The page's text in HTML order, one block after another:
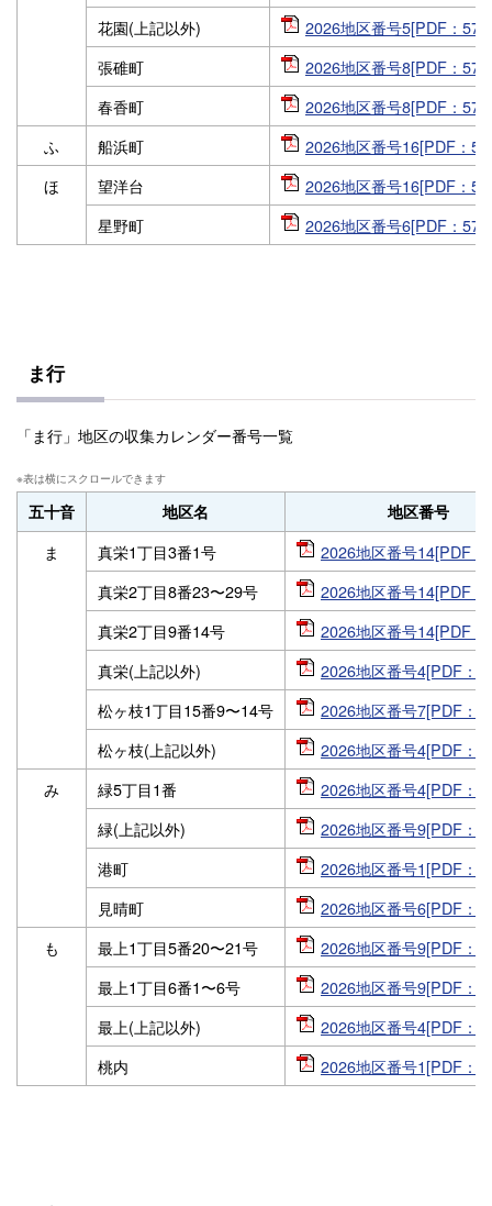
花園(上記以外)
2026地区番号5[PDF：
張碓町
2026地区番号8[PDF：
春香町
2026地区番号8[PDF：
ふ
船浜町
2026地区番号16[PDF：
ほ
望洋台
2026地区番号16[PDF：
星野町
2026地区番号6[PDF：
ま行
「ま行」地区の収集カレンダー番号一覧
五十音 地区名 地区番号
ま 真栄1丁目3番1号
2026地区番号14[PDF
真栄2丁目8番23〜29号
2026地区番号14[PDF
真栄2丁目9番14号
2026地区番号14[PDF
真栄(上記以外)
2026地区番号4[PDF：
松ヶ枝1丁目15番9〜14号
2026地区番号7[PDF：
松ヶ枝(上記以外)
2026地区番号4[PDF：
み
緑5丁目1番
2026地区番号4[PDF：
緑(上記以外)
2026地区番号9[PDF：
港町
2026地区番号1[PDF：
見晴町
2026地区番号6[PDF：
も
最上1丁目5番20〜21号
2026地区番号9[PDF：
最上1丁目6番1〜6号
2026地区番号9[PDF：
最上(上記以外)
2026地区番号4[PDF：
桃内
2026地区番号1[PDF：